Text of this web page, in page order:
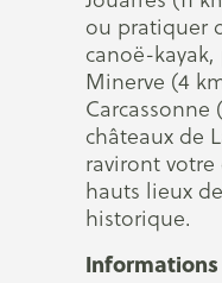
ou pratiquer
canoë-
Minerve (4
Carcassonne
châteaux de
raviront
hauts lieux
historique.